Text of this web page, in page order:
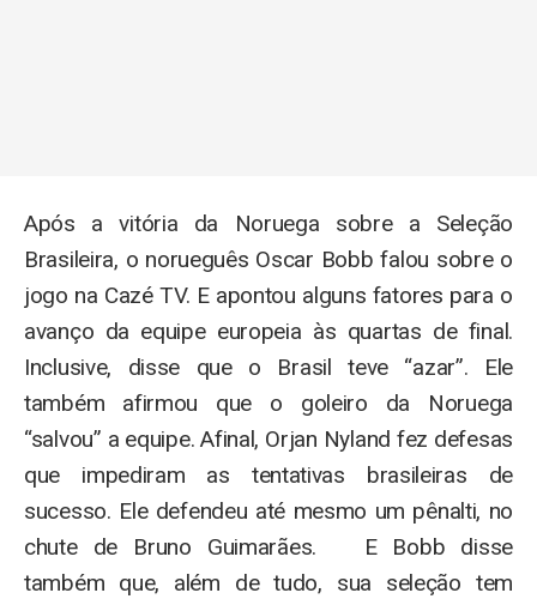
Após a vitória da Noruega sobre a Seleção
Brasileira, o norueguês Oscar Bobb falou sobre o
jogo na Cazé TV. E apontou alguns fatores para o
avanço da equipe europeia às quartas de final.
Inclusive, disse que o Brasil teve “azar”. Ele
também afirmou que o goleiro da Noruega
“salvou” a equipe. Afinal, Orjan Nyland fez defesas
que impediram as tentativas brasileiras de
sucesso. Ele defendeu até mesmo um pênalti, no
chute de Bruno Guimarães. E Bobb disse
também que, além de tudo, sua seleção tem